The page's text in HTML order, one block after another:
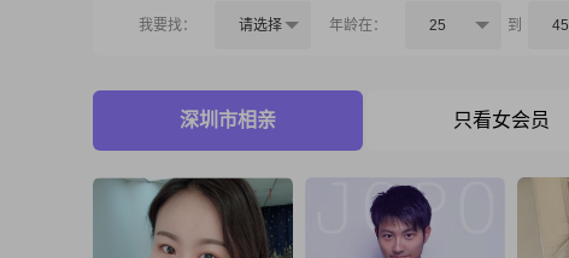
我要找： 请选择 年龄在： 25 到 45
深圳市相亲 只看女会员